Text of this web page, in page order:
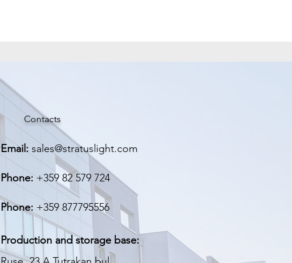
Contacts
Email: sales@stratuslight.com
Phone: +359 82 579 724
Phone: +359 877795556
Production and storage base: